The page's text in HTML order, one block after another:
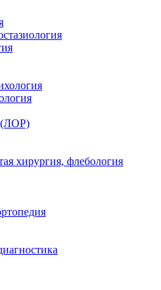
(ЛОР)
хирургия, флебология